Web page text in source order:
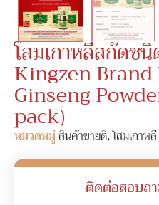
โสมเกาหลีสกัดช
Kingzen
Ginseng
pack)
หมวดหมู่สินค้าขายดี,โสมเกาห
ติดต่อสอบถ